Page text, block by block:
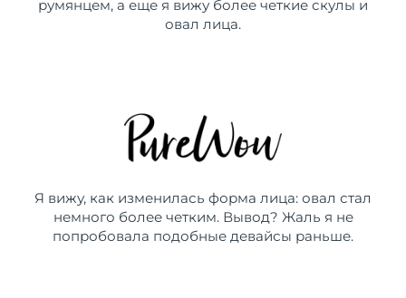
румянцем, а еще я вижу более четкие скулы и
овал лица.
Я вижу, как изменилась форма лица: овал стал
немного более четким. Вывод? Жаль я не
попробовала подобные девайсы раньше.